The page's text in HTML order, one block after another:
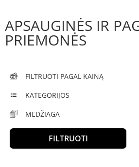
APSAUGINĖS IR
PRIEMONĖS
FILTRUOTI PAGAL KAINĄ
KATEGORIJOS
MEDŽIAGA
FILTRUOTI